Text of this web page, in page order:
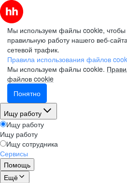
Мы используем файлы cookie, чтобы
правильную работу нашего веб-
сетевой трафик.
Правила использования файлов
Мы используем файлы cookie.
файлов cookie
Понятно
Ищу работу
Ищу работу
Ищу работу
Ищу сотрудника
Сервисы
Помощь
Ещё